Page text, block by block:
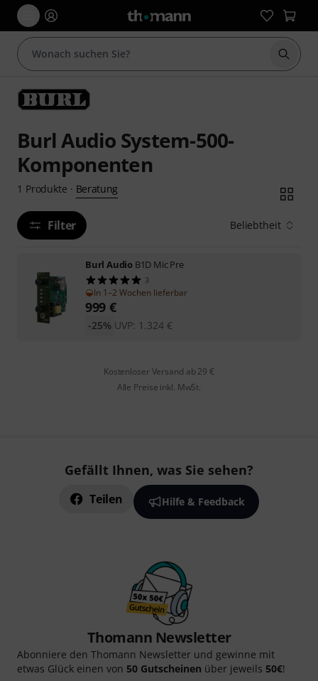
Suche
Burl Audio System-500-
Komponenten
1 Produkte · Beratung
Filter Beliebtheit
Burl Audio B1D Mic Pre
3
In 1–2 Wochen lieferbar
999 €
UVP: 1.324 €
-25%
Kostenloser Versand ab 29 €
Alle Preise inkl. MwSt.
Gefällt Ihnen, was Sie sehen?
Teilen Hilfe & Feedback
Thomann Newsletter
Abonniere den Thomann Newsletter und gewinne mit
etwas Glück einen von 50 Gutscheinen über jeweils 50€!